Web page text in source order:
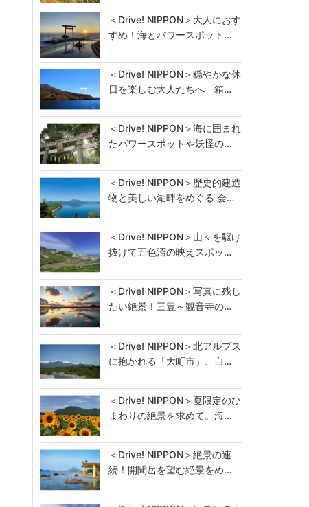
＜Drive! NIPPON＞大人におす
すめ！海とパワースポット…
＜Drive! NIPPON＞穏やかな休
日を楽しむ大人たちへ 箱…
＜Drive! NIPPON＞海に囲まれ
たパワースポットや妖怪の…
＜Drive! NIPPON＞歴史的建造
物と美しい湖畔をめぐる 会…
＜Drive! NIPPON＞山々を駆け
抜けて五色沼の映えスポッ…
＜Drive! NIPPON＞写真に残し
たい絶景！三豊～観音寺の…
＜Drive! NIPPON＞北アルプス
に抱かれる「大町市」、自…
＜Drive! NIPPON＞夏限定のひ
まわりの絶景を求めて。海…
＜Drive! NIPPON＞絶景の連
続！開聞岳を望む絶景をめ…